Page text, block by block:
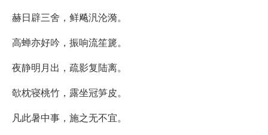
赫日辟三舍，鲜飚汎沦漪。
高蝉亦好吟，振响流笙篪。
夜静明月出，疏影复陆离。
欹枕寝桃竹，露坐冠笋皮。
凡此暑中事，施之无不宜。